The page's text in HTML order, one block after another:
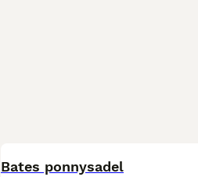
Bates ponnysadel